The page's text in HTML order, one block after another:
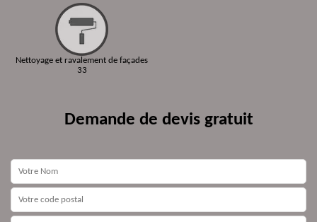
Nettoyage et ravalement de façades
33
Demande de devis gratuit